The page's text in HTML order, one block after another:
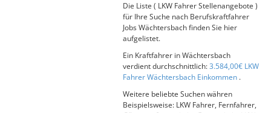
Die Liste ( LKW Fahrer Stellenangebote )
für Ihre Suche nach Berufskraftfahrer
Jobs Wächtersbach finden Sie hier
aufgelistet.
Ein Kraftfahrer in Wächtersbach
verdient durchschnittlich:3.584,00€ LKW
Fahrer Wächtersbach Einkommen .
Weitere beliebte Suchen währen
Beispielsweise: LKW Fahrer, Fernfahrer,